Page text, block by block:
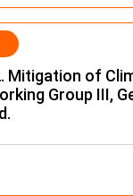
Mitigation of
Group III,